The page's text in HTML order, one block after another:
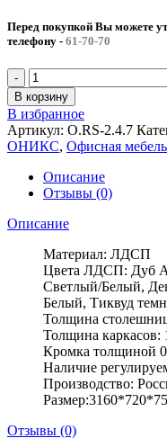
Перед покупкой Вы можете
телефону - 61-70-70
Количество
товара
Рабочая
станция
ОНИКС
(3160*720*750)
В корзину
В избранное
Артикул: O.RS-2.4.7
ОНИКС, Офисная мебель
Описание
Отзывы (0)
Описание
Материал: ЛДСП
Цвета ЛДСП: Дуб
Светлый/Белый,
Белый, Тиквуд
Толщина
Толщина каркасов:
Кромка толщиной
Наличие
Производство:
Отзывы (0)